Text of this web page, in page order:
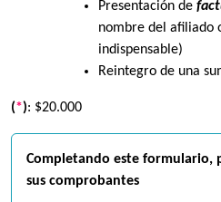
Presentación de
nombre del afiliado
indispensable)
Reintegro de una
(*): $20.000
Completando este formulario,
sus comprobantes